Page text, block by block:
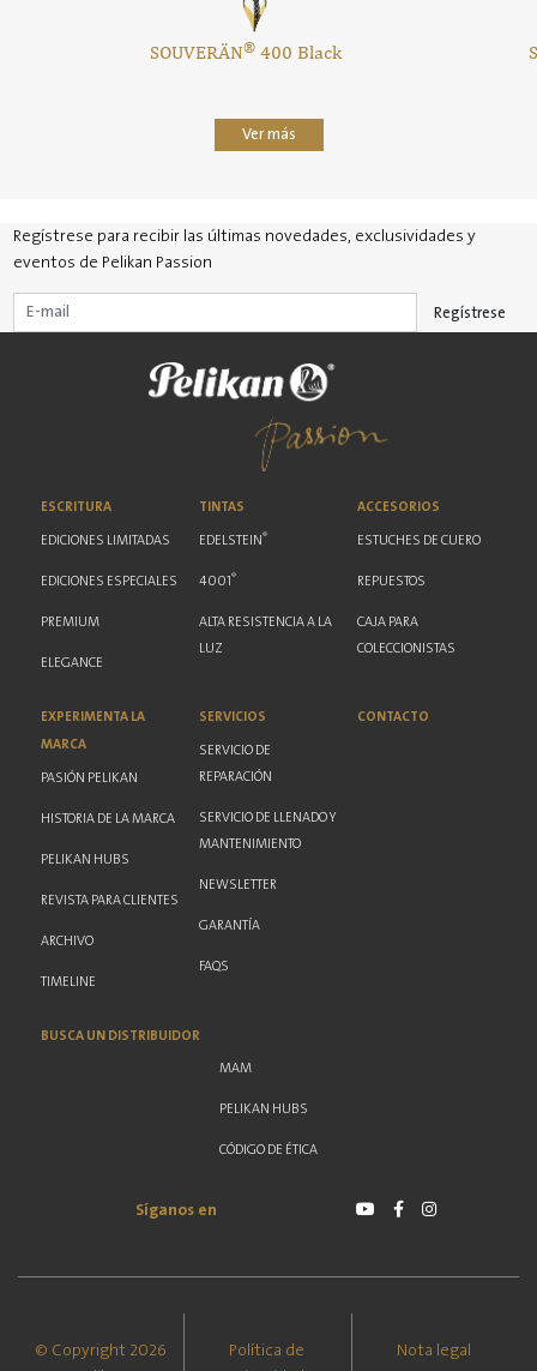
SOUVERÄN®400 Black
Ver más
Regístrese para recibir las últimas novedades, exclusividades y
eventos de Pelikan Passion
Regístrese
ESCRITURA
EDICIONES LIMITADAS
EDICIONES ESPECIALES
PREMIUM
ELEGANCE
TINTAS
EDELSTEIN®
4001®
ALTA RESISTENCIA A LA
LUZ
ACCESORIOS
ESTUCHES DE CUERO
REPUESTOS
CAJA PARA
COLECCIONISTAS
EXPERIMENTA LA
MARCA
PASIÓN PELIKAN
HISTORIA DE LA MARCA
PELIKAN HUBS
REVISTA PARA CLIENTES
ARCHIVO
TIMELINE
SERVICIOS
SERVICIO DE
REPARACIÓN
SERVICIO DE LLENADO Y
MANTENIMIENTO
NEWSLETTER
GARANTÍA
FAQS
CONTACTO
BUSCA UN DISTRIBUIDOR
MAM
PELIKAN HUBS
CÓDIGO DE ÉTICA
Síganos en
© Copyright 2026
Política de
Nota legal